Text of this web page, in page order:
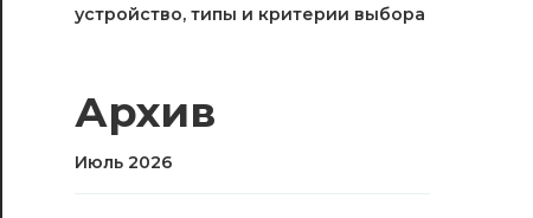
устройство, типы и критерии выбора
Архив
Июль 2026